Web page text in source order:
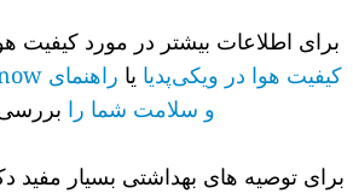
برای اطلاعات بیشتر در مورد کیفیت
کیفیت هوا در ویکی‌پدیا یا
و سلامت شما را بررسی
برای توصیه های بهداشتی بسیار مفید